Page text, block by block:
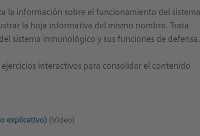
la información sobre el funcionamiento del sistema
la hoja informativa del mismo nombre. Trata
sistema inmunológico y sus funciones de defensa.
interactivos para consolidar el contenido
explicativo) (Video)